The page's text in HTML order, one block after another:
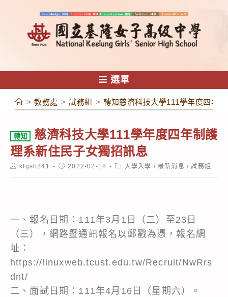
容
選單
> 教務處 > 試務組 > 轉知慈濟科技大學111學年度四年
轉知
慈濟科技大學111學年度四年制護
理系新住民子女獨招訊息
Postklgsh241
Post2022-02-18
Post大學入學 / 最新消息 / 試務組
一、報名日期：111年3月1日（二）至23日
（三），網路暨通訊報名以郵戳為憑，報名網
址：
https://linuxweb.tcust.edu.tw/Recruit/NwRrs
dnt/
二、面試日期：111年4月16日（星期六）。